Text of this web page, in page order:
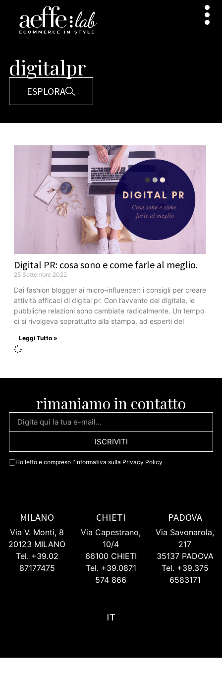
digitalpr
ESPLORA
Digital PR: cosa sono e come farle al meglio.
25 Settembre 2022
Dai fashion blogger ai micro-influencer: i consigli per creare
attività efficaci di digital pr. Con l’avvento del digitale, le
pubbliche relazioni sono cambiate radicalmente. Un tempo
ci si rivolgeva soprattutto alla stampa, ad esperti del
Leggi Tutto »
rimaniamo in contatto
Ho letto e compreso l'informativa sulla Privacy Policy
ISCRIVITI
MILANO
Via V. Monti, 8
20123 MILANO
Tel. +39.02
87177475
CHIETI
Via Capestrano,
10/4
66100 CHIETI
Tel. +39.0871
574 866
PADOVA
Via Savonarola,
217
35137 PADOVA
Tel. +39.375
6583171
IT